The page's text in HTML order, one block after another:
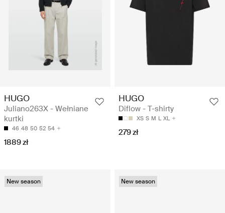
HUGO
Juliano263X - Wełniane
kurtki
46 48 50 52 54
1889 zł
HUGO
Diflow - T-shirty
XS S M L XL
279 zł
New season New season